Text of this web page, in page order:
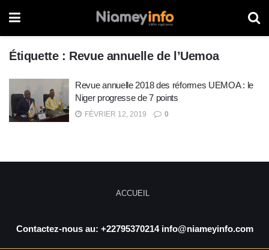
Étiquette : Revue annuelle de l’Uemoa
Revue annuelle 2018 des réformes UEMOA : le
Niger progresse de 7 points
FÉVRIER 12, 2019 0
ACCUEIL
Contactez-nous au: +22795370214 info@niameyinfo.com